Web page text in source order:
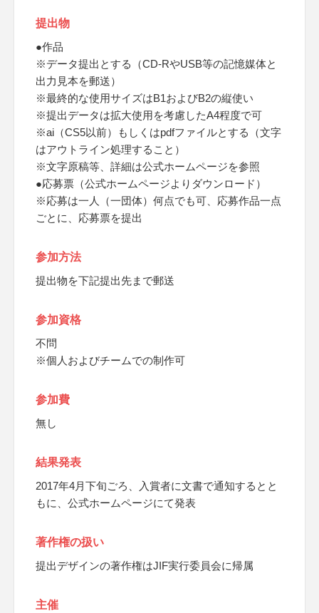
提出物
●作品
※データ提出とする（CD-RやUSB等の記憶媒体と
出力見本を郵送）
※最終的な使用サイズはB1およびB2の縦使い
※提出データは拡大使用を考慮したA4程度で可
※ai（CS5以前）もしくはpdfファイルとする（文字
はアウトライン処理すること）
※文字原稿等、詳細は公式ホームページを参照
●応募票（公式ホームページよりダウンロード）
※応募は一人（一団体）何点でも可、応募作品一点
ごとに、応募票を提出
参加方法
提出物を下記提出先まで郵送
参加資格
不問
※個人およびチームでの制作可
参加費
無し
結果発表
2017年4月下旬ごろ、入賞者に文書で通知するとと
もに、公式ホームページにて発表
著作権の扱い
提出デザインの著作権はJIF実行委員会に帰属
主催